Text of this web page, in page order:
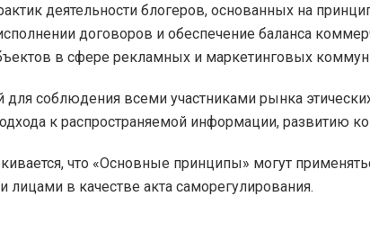
деятельности блогеров, основанных на
договоров и обеспечение баланса
в сфере рекламных и маркетинговых
для соблюдения всеми участниками рынка
к распространяемой информации, развитию
что «Основные принципы» могут
лицами в качестве акта саморегулирования.